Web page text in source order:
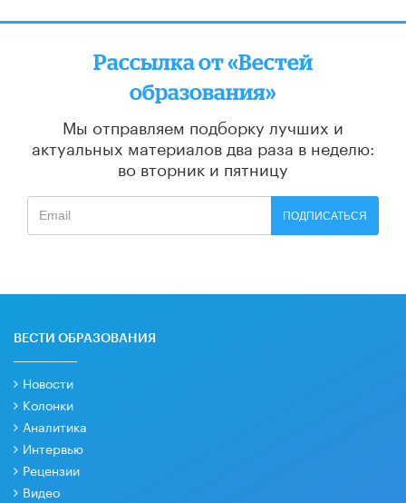
Рассылка от «Вестей
образования»
Мы отправляем подборку лучших и
актуальных материалов два раза в неделю:
во вторник и пятницу
ПОДПИСАТЬСЯ
ВЕСТИ ОБРАЗОВАНИЯ
Новости
Колонки
Аналитика
Интервью
Рецензии
Видео